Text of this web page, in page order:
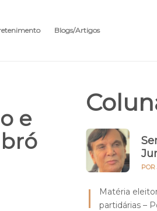
Blogs/Artigos
e
Matéria
partidárias –